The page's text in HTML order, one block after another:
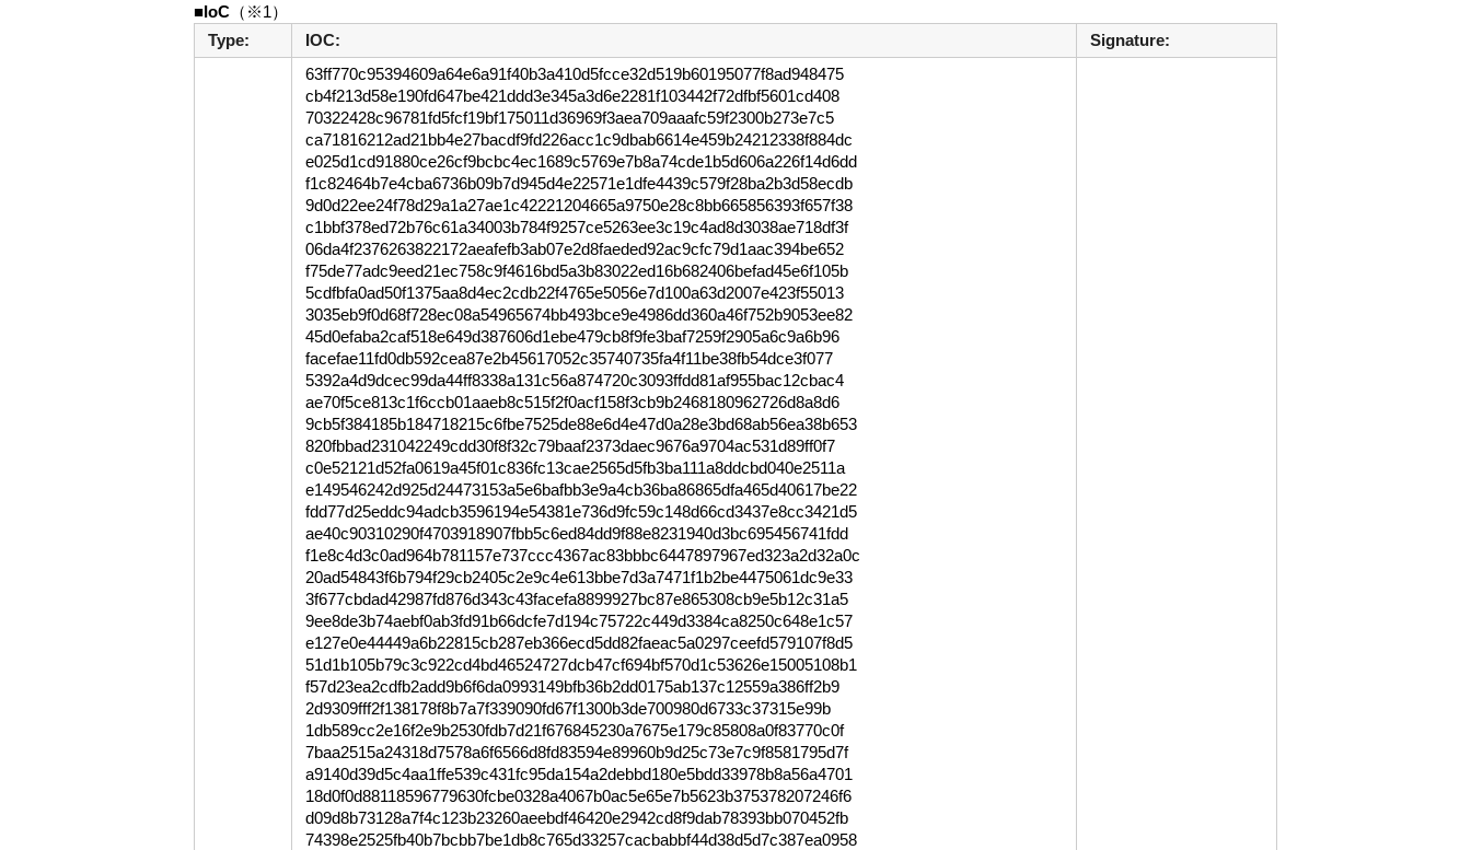
■IoC
Type:
IOC: Signature:
63ff770c95394609a64e6a91f40b3a410d5fcce32d519b60195077f8ad948475
cb4f213d58e190fd647be421ddd3e345a3d6e2281f103442f72dfbf5601cd408
70322428c96781fd5fcf19bf175011d36969f3aea709aaafc59f2300b273e7c5
ca71816212ad21bb4e27bacdf9fd226acc1c9dbab6614e459b24212338f884dc
e025d1cd91880ce26cf9bcbc4ec1689c5769e7b8a74cde1b5d606a226f14d6dd
f1c82464b7e4cba6736b09b7d945d4e22571e1dfe4439c579f28ba2b3d58ecdb
9d0d22ee24f78d29a1a27ae1c42221204665a9750e28c8bb665856393f657f38
c1bbf378ed72b76c61a34003b784f9257ce5263ee3c19c4ad8d3038ae718df3f
06da4f2376263822172aeafefb3ab07e2d8faeded92ac9cfc79d1aac394be652
f75de77adc9eed21ec758c9f4616bd5a3b83022ed16b682406befad45e6f105b
5cdfbfa0ad50f1375aa8d4ec2cdb22f4765e5056e7d100a63d2007e423f55013
3035eb9f0d68f728ec08a54965674bb493bce9e4986dd360a46f752b9053ee82
45d0efaba2caf518e649d387606d1ebe479cb8f9fe3baf7259f2905a6c9a6b96
facefae11fd0db592cea87e2b45617052c35740735fa4f11be38fb54dce3f077
5392a4d9dcec99da44ff8338a131c56a874720c3093ffdd81af955bac12cbac4
ae70f5ce813c1f6ccb01aaeb8c515f2f0acf158f3cb9b2468180962726d8a8d6
9cb5f384185b184718215c6fbe7525de88e6d4e47d0a28e3bd68ab56ea38b653
820fbbad231042249cdd30f8f32c79baaf2373daec9676a9704ac531d89ff0f7
c0e52121d52fa0619a45f01c836fc13cae2565d5fb3ba111a8ddcbd040e2511a
e149546242d925d24473153a5e6bafbb3e9a4cb36ba86865dfa465d40617be22
fdd77d25eddc94adcb3596194e54381e736d9fc59c148d66cd3437e8cc3421d5
ae40c90310290f4703918907fbb5c6ed84dd9f88e8231940d3bc695456741fdd
f1e8c4d3c0ad964b781157e737ccc4367ac83bbbc6447897967ed323a2d32a0c
20ad54843f6b794f29cb2405c2e9c4e613bbe7d3a7471f1b2be4475061dc9e33
3f677cbdad42987fd876d343c43facefa8899927bc87e865308cb9e5b12c31a5
9ee8de3b74aebf0ab3fd91b66dcfe7d194c75722c449d3384ca8250c648e1c57
e127e0e44449a6b22815cb287eb366ecd5dd82faeac5a0297ceefd579107f8d5
51d1b105b79c3c922cd4bd46524727dcb47cf694bf570d1c53626e15005108b1
f57d23ea2cdfb2add9b6f6da0993149bfb36b2dd0175ab137c12559a386ff2b9
2d9309fff2f138178f8b7a7f339090fd67f1300b3de700980d6733c37315e99b
1db589cc2e16f2e9b2530fdb7d21f676845230a7675e179c85808a0f83770c0f
7baa2515a24318d7578a6f6566d8fd83594e89960b9d25c73e7c9f8581795d7f
a9140d39d5c4aa1ffe539c431fc95da154a2debbd180e5bdd33978b8a56a4701
18d0f0d88118596779630fcbe0328a4067b0ac5e65e7b5623b375378207246f6
d09d8b73128a7f4c123b23260aeebdf46420e2942cd8f9dab78393bb070452fb
74398e2525fb40b7bcbb7be1db8c765d33257cacbabbf44d38d5d7c387ea0958